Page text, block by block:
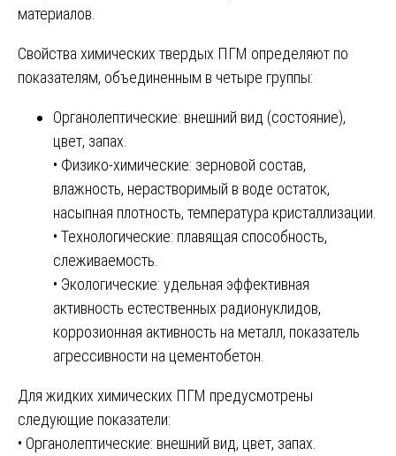
материалов.
Свойства химических твердых ПГМ определяют по
показателям, объединенным в четыре группы:
Органолептические: внешний вид (состояние),
цвет, запах.
• Физико-химические: зерновой состав,
влажность, нерастворимый в воде остаток,
насыпная плотность, температура кристаллизации.
• Технологические: плавящая способность,
слеживаемость.
• Экологические: удельная эффективная
активность естественных радионуклидов,
коррозионная активность на металл, показатель
агрессивности на цементобетон.
Для жидких химических ПГМ предусмотрены
следующие показатели:
• Органолептические: внешний вид, цвет, запах.